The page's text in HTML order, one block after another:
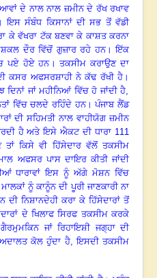
ਦੇ ਨਾਲ ਨਾਲ ਜ਼ਮੀਨ ਦੇ ਰੱਖ ਰਖਾਵ
ਇਸ ਸੰਬੰਧ ਕਿਸਾਨਾਂ ਦੀ ਸਭ ਤੋਂ ਵੱਡੀ
ਕੇ ਵੱਖਰਾ ਟੱਕ ਬਣਵਾ ਕੇ ਕਾਸ਼ਤ ਕਰਨਾ
ਦੌਰ ਵਿੱਚੋਂ ਗੁਜ਼ਾਰ ਰਹੇ ਹਨ।ਇੱਕ
ਪਏ ਹੋਏ ਹਨ।ਤਕਸੀਮ ਕਰਾਉਣ ਦਾ
ਕਸਰ ਅਫਸਰਸ਼ਾਹੀ ਨੇ ਕੱਢ ਰੱਖੀ ਹੈ ।
ਜਾਂ ਮਹੀਨਿਆਂ ਵਿੱਚ ਹੋ ਜਾਂਦੀ ਹੈ,
ਵਿੱਚ ਚਲਦੇ ਰਹਿੰਦੇ ਹਨ।ਪੰਜਾਬ ਲੈਂਡ
ਦੀ ਸਹਿਮਤੀ ਨਾਲ ਵਾਹੀਯੋਗ ਜ਼ਮੀਨ
ਹੈ ਅਤੇ ਇਸੇ ਐਕਟ ਦੀ ਧਾਰਾ 111
ਕਿਸੇ ਵੀ ਹਿੱਸੇਦਾਰ ਵੱਲੋਂ ਤਕਸੀਮ
ਅਫਸਰ ਪਾਸ ਦਾਇਰ ਕੀਤੀ ਜਾਂਦੀ
ਧਾਰਾਵਾਂ ਇਸ ਨੂੰ ਅੱਗੇ ਮੋਸ਼ਨ ਵਿੱਚ
ਨੂੰ ਕਾਨੂੰਨ ਦੀ ਪੂਰੀ ਜਾਣਕਾਰੀ ਨਾ
ਨਿਸ਼ਾਨਦੇਹੀ ਕਰਾ ਕੇ ਹਿੱਸੇਦਾਰਾਂ ਤੋਂ
ਦੇ ਖਿਲਾਫ ਸਿਰਫ ਤਕਸੀਮ ਕਰਕੇ
ਗੈਰਮੁਮਕਿਨ ਜਾਂ ਰਿਹਾਇਸ਼ੀ ਜਗ੍ਹਾ ਦੀ
ਕੋਲ ਹੁੰਦਾ ਹੈ, ਇਸਦੀ ਤਕਸੀਮ